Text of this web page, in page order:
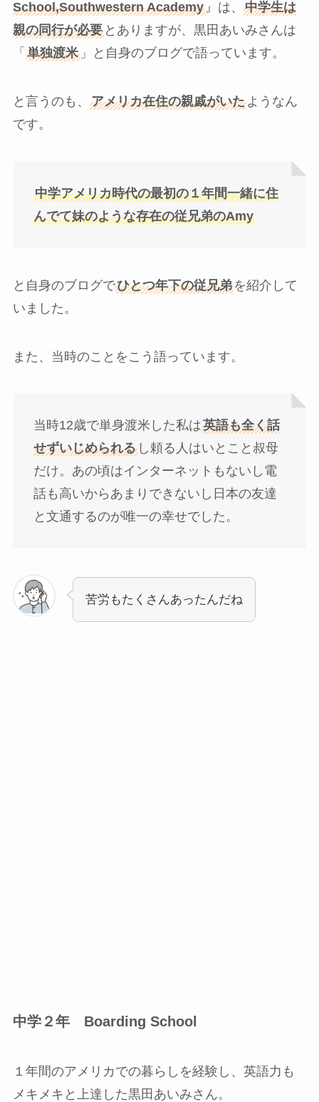
School,Southwestern Academy』は、 中学生は
親の同行が必要とありますが、黒田あいみさんは
「 単独渡米」と自身のブログで語っています。
と言うのも、 アメリカ在住の親戚がいたようなん
です。
中学アメリカ時代の最初の１年間一緒に住
んでて妹のような存在の従兄弟のAmy
と自身のブログでひとつ年下の従兄弟を紹介して
いました。
また、当時のことをこう語っています。
当時12歳で単身渡米した私は英語も全く話
せずいじめられるし頼る人はいとこと叔母
だけ。あの頃はインターネットもないし電
話も高いからあまりできないし日本の友達
と文通するのが唯一の幸せでした。
苦労もたくさんあったんだね
中学２年 Boarding School
１年間のアメリカでの暮らしを経験し、英語力も
メキメキと上達した黒田あいみさん。